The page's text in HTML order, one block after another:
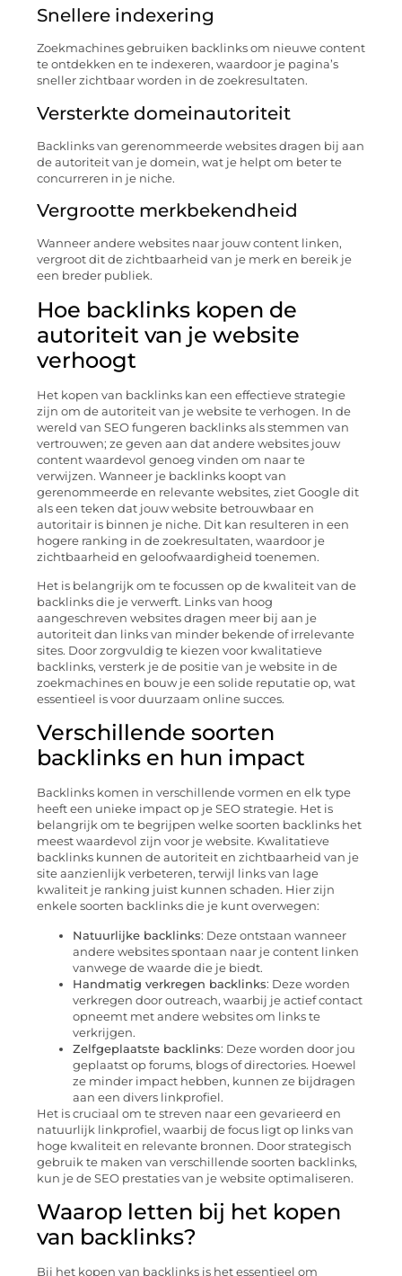
Snellere indexering
Zoekmachines gebruiken backlinks om nieuwe content
te ontdekken en te indexeren, waardoor je pagina’s
sneller zichtbaar worden in de zoekresultaten.
Versterkte domeinautoriteit
Backlinks van gerenommeerde websites dragen bij aan
de autoriteit van je domein, wat je helpt om beter te
concurreren in je niche.
Vergrootte merkbekendheid
Wanneer andere websites naar jouw content linken,
vergroot dit de zichtbaarheid van je merk en bereik je
een breder publiek.
Hoe backlinks kopen de
autoriteit van je website
verhoogt
Het kopen van backlinks kan een effectieve strategie
zijn om de autoriteit van je website te verhogen. In de
wereld van SEO fungeren backlinks als stemmen van
vertrouwen; ze geven aan dat andere websites jouw
content waardevol genoeg vinden om naar te
verwijzen. Wanneer je backlinks koopt van
gerenommeerde en relevante websites, ziet Google dit
als een teken dat jouw website betrouwbaar en
autoritair is binnen je niche. Dit kan resulteren in een
hogere ranking in de zoekresultaten, waardoor je
zichtbaarheid en geloofwaardigheid toenemen.
Het is belangrijk om te focussen op de kwaliteit van de
backlinks die je verwerft. Links van hoog
aangeschreven websites dragen meer bij aan je
autoriteit dan links van minder bekende of irrelevante
sites. Door zorgvuldig te kiezen voor kwalitatieve
backlinks, versterk je de positie van je website in de
zoekmachines en bouw je een solide reputatie op, wat
essentieel is voor duurzaam online succes.
Verschillende soorten
backlinks en hun impact
Backlinks komen in verschillende vormen en elk type
heeft een unieke impact op je SEO strategie. Het is
belangrijk om te begrijpen welke soorten backlinks het
meest waardevol zijn voor je website. Kwalitatieve
backlinks kunnen de autoriteit en zichtbaarheid van je
site aanzienlijk verbeteren, terwijl links van lage
kwaliteit je ranking juist kunnen schaden. Hier zijn
enkele soorten backlinks die je kunt overwegen:
Natuurlijke backlinks: Deze ontstaan wanneer
andere websites spontaan naar je content linken
vanwege de waarde die je biedt.
Handmatig verkregen backlinks: Deze worden
verkregen door outreach, waarbij je actief contact
opneemt met andere websites om links te
verkrijgen.
Zelfgeplaatste backlinks: Deze worden door jou
geplaatst op forums, blogs of directories. Hoewel
ze minder impact hebben, kunnen ze bijdragen
aan een divers linkprofiel.
Het is cruciaal om te streven naar een gevarieerd en
natuurlijk linkprofiel, waarbij de focus ligt op links van
hoge kwaliteit en relevante bronnen. Door strategisch
gebruik te maken van verschillende soorten backlinks,
kun je de SEO prestaties van je website optimaliseren.
Waarop letten bij het kopen
van backlinks?
Bij het kopen van backlinks is het essentieel om